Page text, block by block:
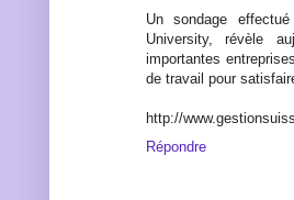
Un sondage
University, révèle
importantes
de travail pour
http://
Répondre